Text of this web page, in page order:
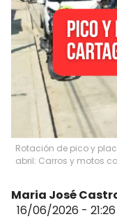
Rotación de pico y
abril: Carros y motos
Maria José
16/06/2026 - 21:26